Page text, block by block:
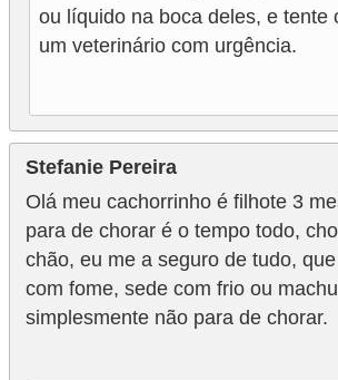
ou líquido na boca deles, e tente
um veterinário com urgência.
Stefanie Pereira
Olá meu cachorrinho é filhote 3
para de chorar é o tempo todo,
chão, eu me a seguro de tudo,
com fome, sede com frio ou
simplesmente não para de chorar.